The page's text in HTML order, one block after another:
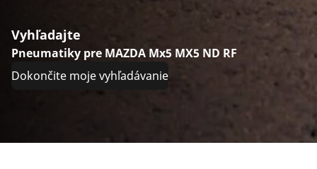
Vyhľadajte
Pneumatiky pre MAZDA Mx5 MX5 ND RF
Dokončite moje vyhľadávanie